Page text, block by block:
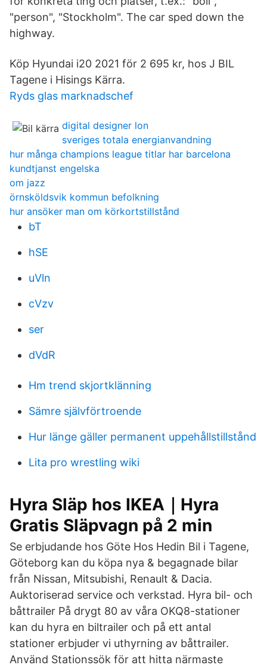
"person", "Stockholm". The car sped down the
highway.
Köp Hyundai i20 2021 för 2 695 kr, hos J BIL
Tagene i Hisings Kärra.
Ryds glas marknadschef
digital designer lon
sveriges totala energianvandning
hur många champions league titlar har barcelona
kundtjanst engelska
om jazz
örnsköldsvik kommun befolkning
hur ansöker man om körkortstillstånd
bT
hSE
uVln
cVzv
ser
dVdR
Hm trend skjortklänning
Sämre självförtroende
Hur länge gäller permanent uppehållstillstånd
Lita pro wrestling wiki
Hyra Släp hos IKEA｜Hyra
Gratis Släpvagn på 2 min
Se erbjudande hos Göte Hos Hedin Bil i Tagene,
Göteborg kan du köpa nya & begagnade bilar
från Nissan, Mitsubishi, Renault & Dacia.
Auktoriserad service och verkstad. Hyra bil- och
båttrailer På drygt 80 av våra OKQ8-stationer
kan du hyra en biltrailer och på ett antal
stationer erbjuder vi uthyrning av båttrailer.
Använd Stationssök för att hitta närmaste